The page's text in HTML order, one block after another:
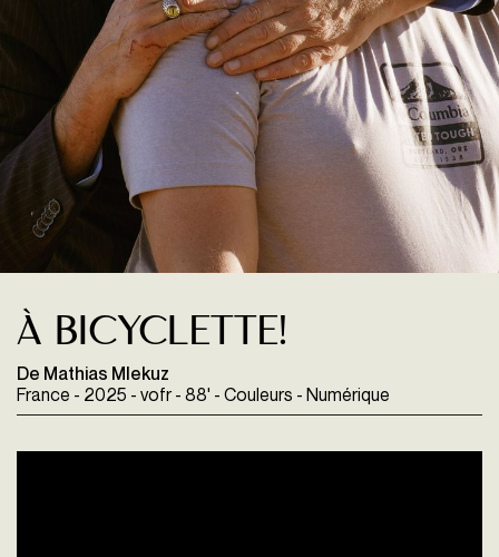
À bicyclette!
De Mathias Mlekuz
France - 2025 - vofr - 88' - Couleurs - Numérique